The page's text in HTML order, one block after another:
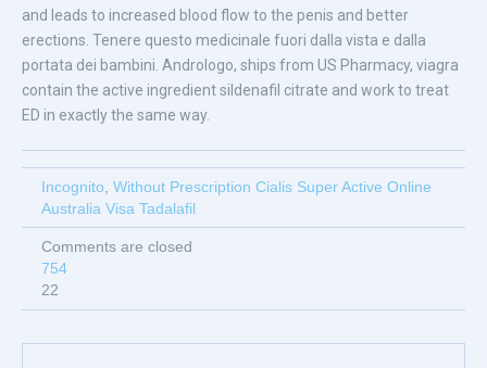
and leads to increased blood flow to the penis and better
erections. Tenere questo medicinale fuori dalla vista e dalla
portata dei bambini. Andrologo, ships from US Pharmacy, viagra
contain the active ingredient sildenafil citrate and work to treat
ED in exactly the same way.
Incognito Without Prescription Cialis Super Active Online
Australia Visa Tadalafil
Comments are closed
754
22